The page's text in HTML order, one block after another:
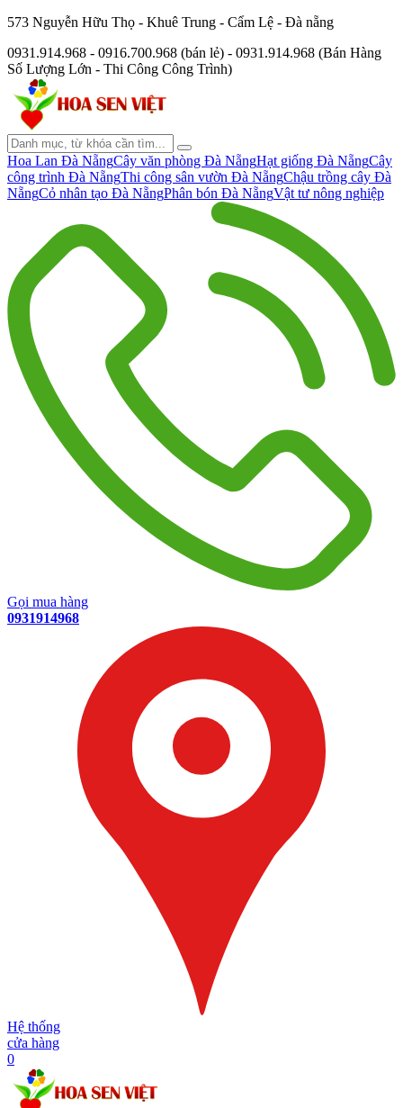
573 Nguyễn Hữu Thọ - Khuê Trung - Cẩm Lệ - Đà nẵng
0931.914.968 - 0916.700.968 (bán lẻ) - 0931.914.968 (Bán Hàng
Số Lượng Lớn - Thi Công Công Trình)
Hoa Lan Đà NẵngCây văn phòng Đà NẵngHạt giống Đà NẵngCây
công trình Đà NẵngThi công sân vườn Đà NẵngChậu trồng cây Đà
NẵngCỏ nhân tạo Đà NẵngPhân bón Đà NẵngVật tư nông nghiệp
Gọi mua hàng
0931914968
Hệ thống
cửa hàng
0